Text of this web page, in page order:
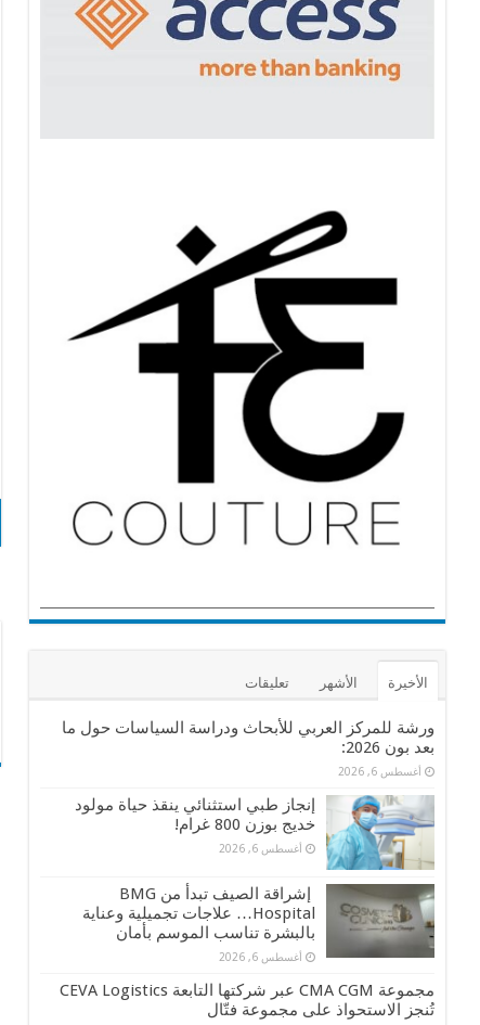
الأخيرة الأشهر تعليقات
ورشة للمركز العربي للأبحاث ودراسة السياسات حول ما
بعد بون 2026:
أغسطس 6, 2026
إنجاز طبي استثنائي ينقذ حياة مولود
خديج بوزن 800 غرام!
أغسطس 6, 2026
إشراقة الصيف تبدأ من BMG
Hospital… علاجات تجميلية وعناية
بالبشرة تناسب الموسم بأمان
أغسطس 6, 2026
مجموعة CMA CGM عبر شركتها التابعة CEVA Logistics
تُنجز الاستحواذ على مجموعة فتّال